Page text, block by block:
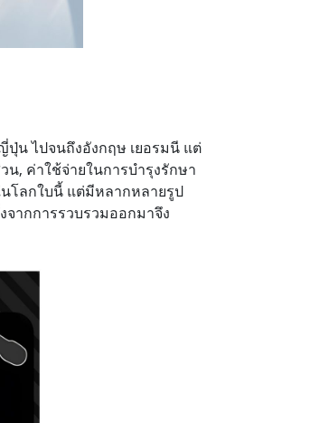
ปุ่น ไปจนถึงอังกฤษ เยอรมนี แต่
, ค่าใช้จ่ายในการบำรุงรักษา
โลกใบนี้ แต่มีหลากหลายรูป
ากการรวบรวมออกมาจึง